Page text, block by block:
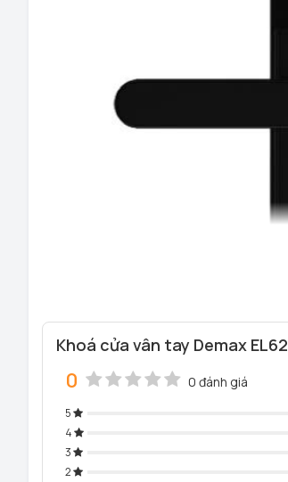
Khoá cửa vân tay Demax
0 0 đánh giá
5
4
3
2